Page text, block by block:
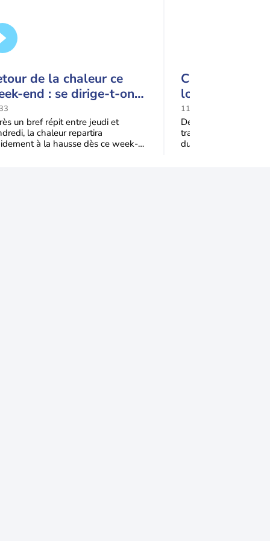
de la chaleur ce
end : se dirige-t-on
une cinquième vague
chaleur en France ?
un bref répit entre jeudi et
la chaleur repartira
à la hausse dès ce week-
Canicules à
lourdes
la France
11:51
Depuis le mois de
traverse un été
durée et son